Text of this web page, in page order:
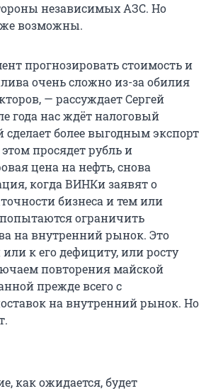
независимых АЗС. Но
же возможны.
прогнозировать стоимость и
очень сложно из-за обилия
— рассуждает Сергей
года нас ждёт налоговый
более выгодным экспорт
просядет рубль и
цена на нефть, снова
когда ВИНКи заявят о
бизнеса и тем или
ограничить
на внутренний рынок. Это
к его дефициту, или росту
повторения майской
прежде всего с
на внутренний рынок. Но
как ожидается, будет